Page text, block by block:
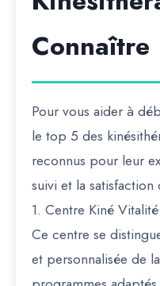
Connaître
Pour vous aider à
le top 5 des
reconnus pour leur
suivi et la
1. Centre Kiné Vitalité
Ce centre se
et personnalisée de